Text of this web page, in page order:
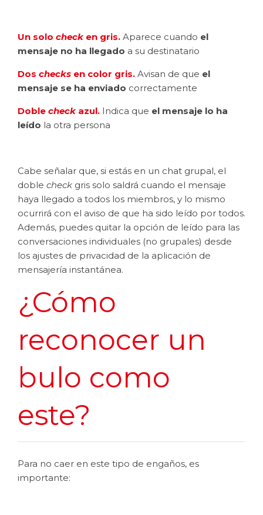
Un solo checken gris. Aparece cuando el
mensaje no ha llegado a su destinatario
Dos checks en color gris. Avisan de que el
mensaje se ha enviado correctamente
Doble checkazul. Indica que el mensaje lo ha
leído la otra persona
Cabe señalar que, si estás en un chat grupal, el
doble check gris solo saldrá cuando el mensaje
haya llegado a todos los miembros, y lo mismo
ocurrirá con el aviso de que ha sido leído por todos.
Además, puedes quitar la opción de leído para las
conversaciones individuales (no grupales) desde
los ajustes de privacidad de la aplicación de
mensajería instantánea.
¿Cómo
reconocer un
bulo como
este?
Para no caer en este tipo de engaños, es
importante: